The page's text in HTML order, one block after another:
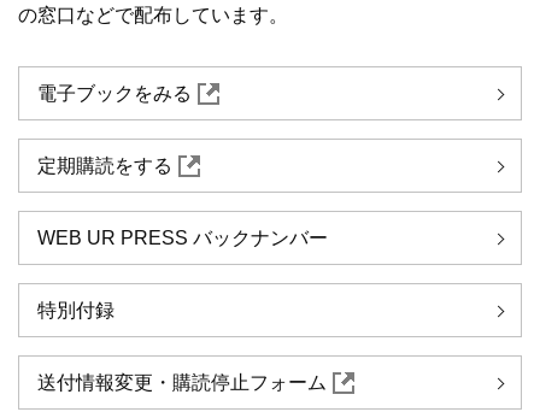
の窓口などで配布しています。
電子ブックをみる
定期購読をする
WEB UR PRESS バックナンバー
特別付録
送付情報変更・購読停止フォーム